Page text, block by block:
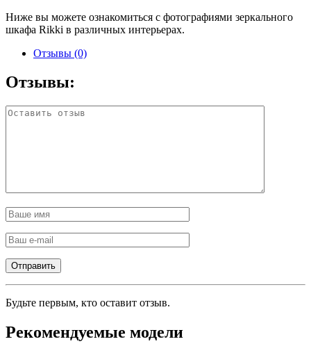
Ниже вы можете ознакомиться с фотографиями зеркального
шкафа Rikki в различных интерьерах.
Отзывы (0)
Отзывы:
Будьте первым, кто оставит отзыв.
Рекомендуемые модели